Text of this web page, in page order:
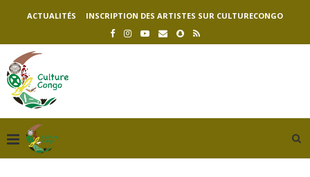
ACTUALITÉS INSCRIPTION DES ARTISTES SUR CULTURECONGO